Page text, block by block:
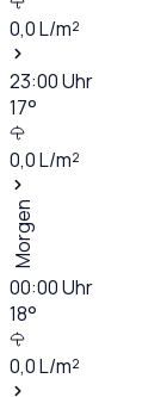
0,0L/m²
23:00Uhr
17°
0,0L/m²
Morgen
00:00Uhr
18°
0,0L/m²